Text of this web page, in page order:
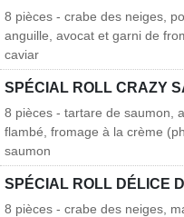
8 pièces - crabe des neiges,
anguille, avocat et garni de
caviar
SPÉCIAL ROLL CRAZY
8 pièces - tartare de saumon,
flambé, fromage à la crème
saumon
SPÉCIAL ROLL DÉLICE
8 pièces - crabe des neiges,